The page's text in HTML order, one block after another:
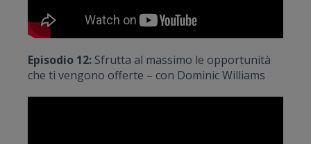
Episodio 12: Sfrutta al massimo le opportunità
che ti vengono offerte – con Dominic Williams